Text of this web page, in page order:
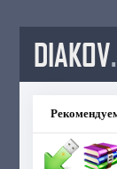
DIAKOV